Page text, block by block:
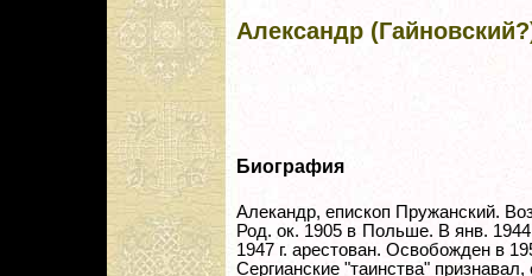
Александр
Биография
Алекандр, епископ Пружанский.
Род. ок. 1905 в Польше. В янв.
1947 г. арестован. Освобожден в
Сергианские "таинства"